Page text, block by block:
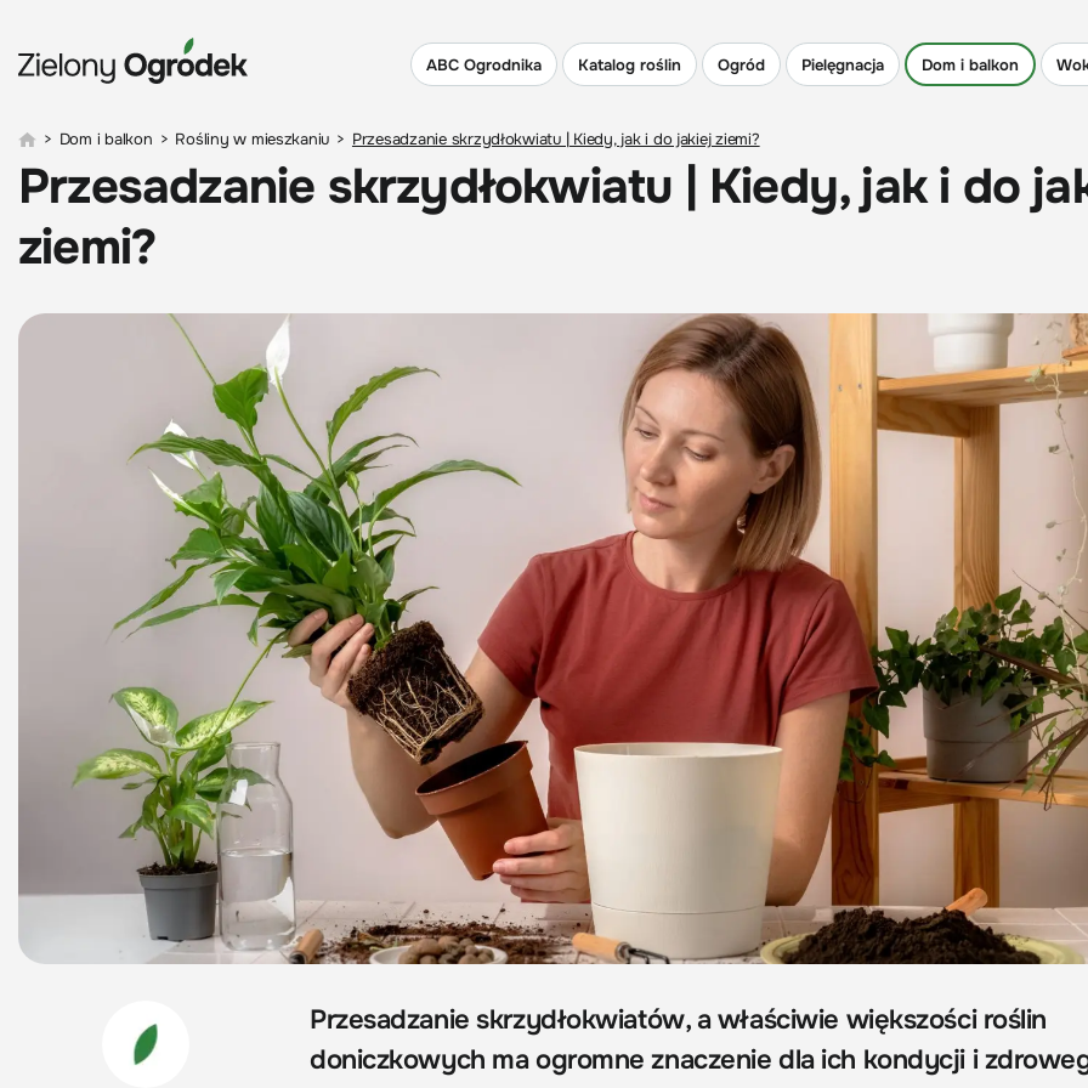
ABC Ogrodnika Katalog roślin Ogród Pielęgnacja Dom i balkon
> Dom i balkon > Rośliny w mieszkaniu > Przesadzanie skrzydłokwiatu | Kiedy, jak i do jakiej ziemi?
Przesadzanie skrzydłokwiatu | Kiedy, jak i do
ziemi?
Przesadzanie skrzydłokwiatów, a właściwie większości roślin
doniczkowych ma ogromne znaczenie dla ich kondycji i